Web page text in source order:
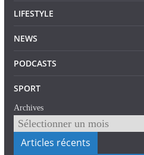
LIFESTYLE
NEWS
PODCASTS
SPORT
Archives
Articles récents